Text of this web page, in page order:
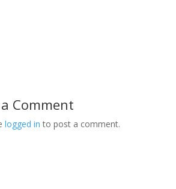
Comment
logged in to post a comment.